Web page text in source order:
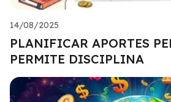
14/08/2025
PLANIFICAR APORTES
PERMITE DISCIPLINA